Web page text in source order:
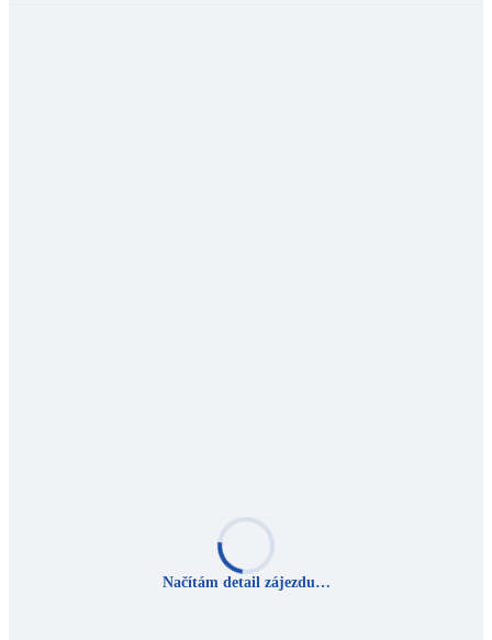
Načítám detail zájezdu…